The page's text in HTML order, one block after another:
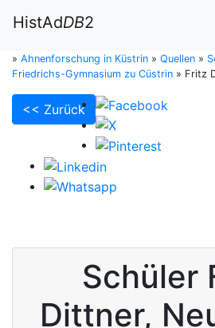
HistAdDB2
» Ahnenforschung in Küstrin » Quellen »
Friedrichs-Gymnasium zu Cüstrin » Fritz
<< Zurück
Schüler
Dittner,